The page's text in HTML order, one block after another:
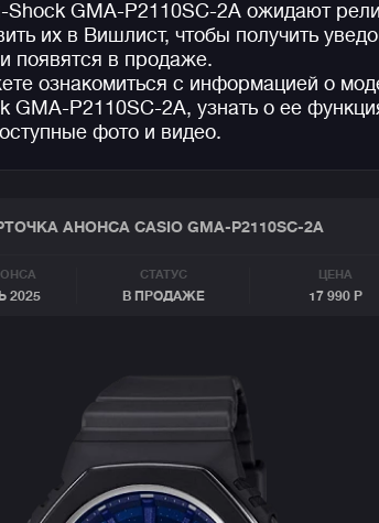
Shock GMA-P2110SC-2A ожидают
их в Вишлист, чтобы получить
появятся в продаже.
ознакомиться с информацией о
GMA-P2110SC-2A, узнать о ее
фото и видео.
АНОНСА CASIO GMA-P2110SC-2A
2025
СТАТУС
В ПРОДАЖЕ
ЦЕНА
17 990 Р